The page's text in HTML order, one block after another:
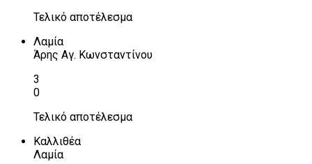
Τελικό αποτέλεσμα
Λαμία
Άρης Αγ. Κωνσταντίνου
3
0
Τελικό αποτέλεσμα
Καλλιθέα
Λαμία